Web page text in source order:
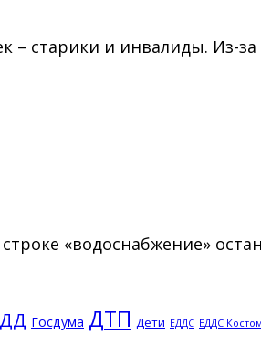
старики и инвалиды. Из-
«водоснабжение»
Госдума ДТП Дети ЕДДС ЕДДС